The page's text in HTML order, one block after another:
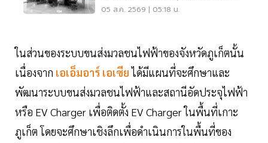
ทำเล-ค่าเช่า
05 ส.ค. 2569 | 05:18 น.
ในส่วนของระบบขนส่งมวลชนไฟฟ้าของจังหวัดภูเก็ตนั้น
เนื่องจาก เอเอ็มอาร์ เอเซียได้มีแผนที่จะศึกษาและ
พัฒนาระบบขนส่งมวลชนไฟฟ้าและสถานีอัดประจุไฟฟ้า
หรือ EV Charger เพื่อติดตั้ง EV Charger ในพื้นที่เกาะ
ภูเก็ต โดยจะศึกษาเชิงลึกเพื่อดำเนินการในพื้นที่ของ